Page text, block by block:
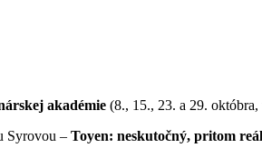
akadémie (8., 15., 23. a 29.
Syrovou – Toyen: neskutočný, pritom